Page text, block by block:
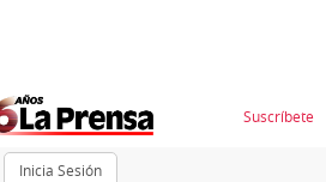
Inicia Sesión
Suscríbete